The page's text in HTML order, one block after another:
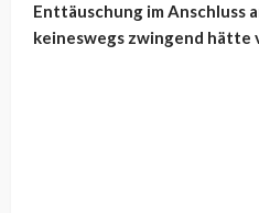
Enttäuschung im Anschluss
keineswegs zwingend hätte